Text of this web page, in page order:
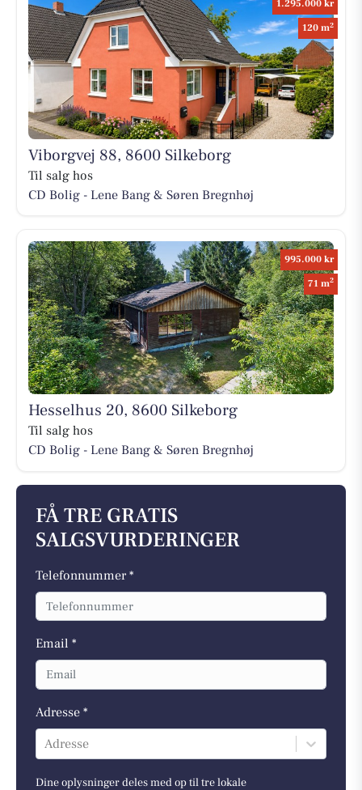
1.295.000 kr
120 m2
Viborgvej 88, 8600 Silkeborg
Til salg hos
CD Bolig - Lene Bang & Søren Bregnhøj
995.000 kr
71 m2
Hesselhus 20, 8600 Silkeborg
Til salg hos
CD Bolig - Lene Bang & Søren Bregnhøj
FÅ TRE GRATIS
SALGSVURDERINGER
Telefonnummer *
Email *
Adresse *
Adresse
Dine oplysninger deles med op til tre lokale